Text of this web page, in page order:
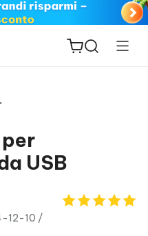
USB
12-10 /